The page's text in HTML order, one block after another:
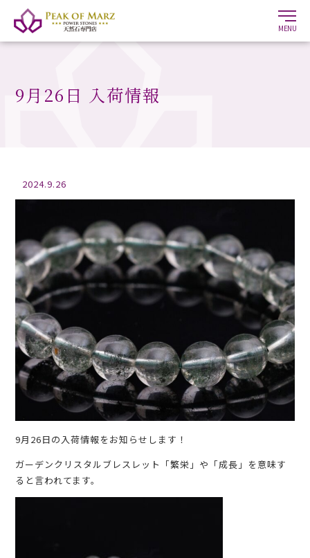
MENU
9月26日 入荷情報
2024.9.26
9月26日の入荷情報をお知らせします！
ガーデンクリスタルブレスレット「繁栄」や「成長」を意味す
ると言われてます。